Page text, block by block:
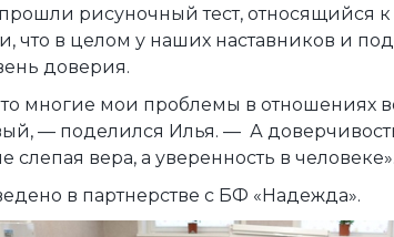
рисуночный тест, относящийся
что в целом у наших наставников и
доверия.
многие мои проблемы в отношениях
— поделился Илья. — А
вера, а уверенность в человеке».
в партнерстве с БФ «Надежда».